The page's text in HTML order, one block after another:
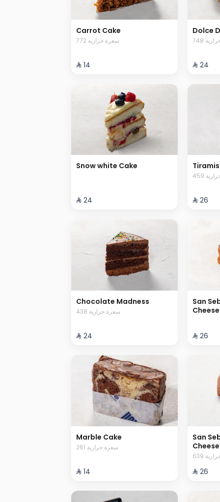
Carrot Cake
772 سعرة حرارية
⁨⁦‪‬ 14⁩
Dolce
⁨⁦‪‬ 24⁩
Snow white Cake
⁨⁦‪‬ 24⁩ ⁨⁦‪‬ 26⁩
Chocolate Madness
438 سعرة حرارية
⁨⁦‪‬ 24⁩
San
⁨⁦‪‬ 26⁩
Marble Cake
261 سعرة حرارية
⁨⁦‪‬ 14⁩
San
⁨⁦‪‬ 26⁩